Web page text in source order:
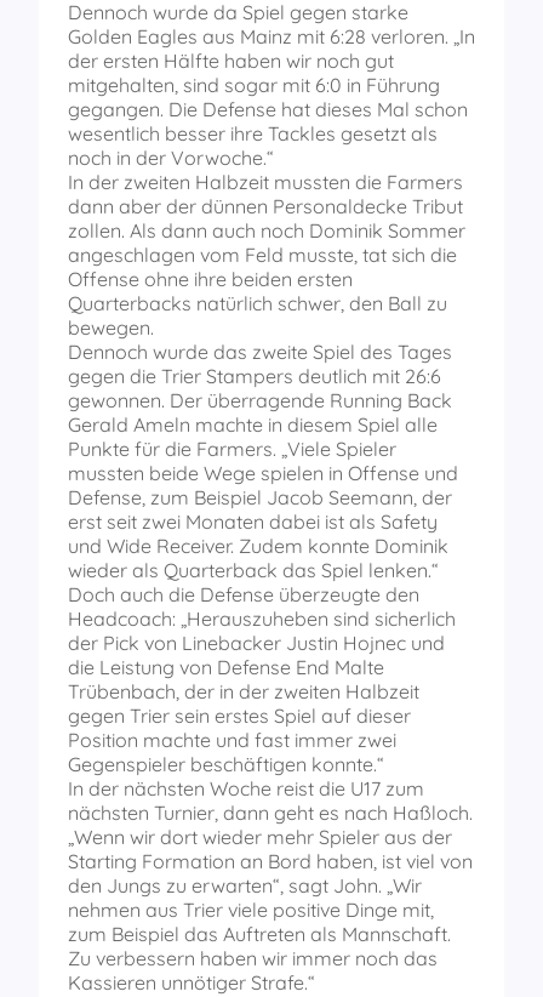
Dennoch wurde da Spiel gegen starke
Golden Eagles aus Mainz mit 6:28 verloren. „In
der ersten Hälfte haben wir noch gut
mitgehalten, sind sogar mit 6:0 in Führung
gegangen. Die Defense hat dieses Mal schon
wesentlich besser ihre Tackles gesetzt als
noch in der Vorwoche.“
In der zweiten Halbzeit mussten die Farmers
dann aber der dünnen Personaldecke Tribut
zollen. Als dann auch noch Dominik Sommer
angeschlagen vom Feld musste, tat sich die
Offense ohne ihre beiden ersten
Quarterbacks natürlich schwer, den Ball zu
bewegen.
Dennoch wurde das zweite Spiel des Tages
gegen die Trier Stampers deutlich mit 26:6
gewonnen. Der überragende Running Back
Gerald Ameln machte in diesem Spiel alle
Punkte für die Farmers. „Viele Spieler
mussten beide Wege spielen in Offense und
Defense, zum Beispiel Jacob Seemann, der
erst seit zwei Monaten dabei ist als Safety
und Wide Receiver. Zudem konnte Dominik
wieder als Quarterback das Spiel lenken.“
Doch auch die Defense überzeugte den
Headcoach: „Herauszuheben sind sicherlich
der Pick von Linebacker Justin Hojnec und
die Leistung von Defense End Malte
Trübenbach, der in der zweiten Halbzeit
gegen Trier sein erstes Spiel auf dieser
Position machte und fast immer zwei
Gegenspieler beschäftigen konnte.“
In der nächsten Woche reist die U17 zum
nächsten Turnier, dann geht es nach Haßloch.
„Wenn wir dort wieder mehr Spieler aus der
Starting Formation an Bord haben, ist viel von
den Jungs zu erwarten“, sagt John. „Wir
nehmen aus Trier viele positive Dinge mit,
zum Beispiel das Auftreten als Mannschaft.
Zu verbessern haben wir immer noch das
Kassieren unnötiger Strafe.“